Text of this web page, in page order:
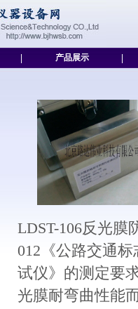
产品展示
LDST-106反光膜
012 《公路交通
试仪》的测定要
光膜耐弯曲性能